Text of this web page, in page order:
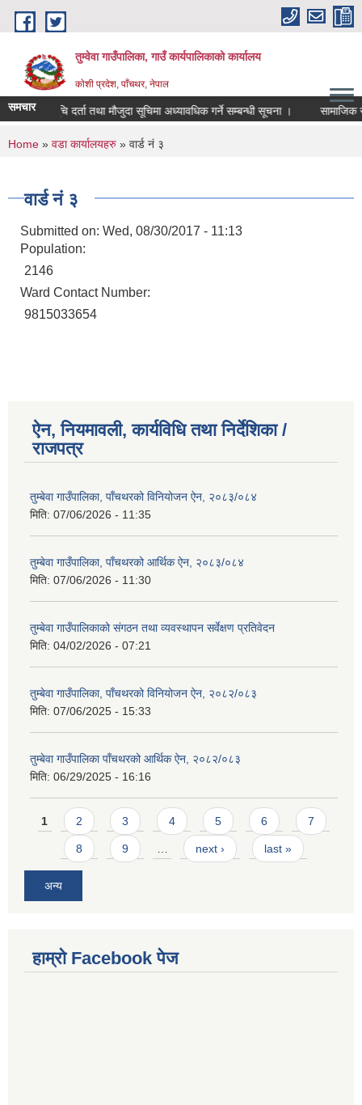
Skip to main content
तुम्वेवा गाउँपालिका, गाउँ कार्यपालिकाको कार्यालय
काेशी प्रदेश, पाँचथर, नेपाल
समचार सूचि दर्ता तथा मौजुदा सूचिमा अध्यावधिक गर्ने सम्बन्धी सूचना । सामाजिक
You are here
Home » वडा कार्यालयहरु » वार्ड नं ३
वार्ड नं ३
Submitted on: Wed, 08/30/2017 - 11:13
Population:
2146
Ward Contact Number:
9815033654
ऐन, नियमावली, कार्यविधि तथा निर्देशिका /
राजपत्र
तुम्बेवा गाउँपालिका, पाँचथरको विनियोजन ऐन, २०८३/०८४
मिति: 07/06/2026 - 11:35
तुम्बेवा गाउँपालिका, पाँचथरको आर्थिक ऐन, २०८३/०८४
मिति: 07/06/2026 - 11:30
तुम्बेवा गाउँपालिकाको संगठन तथा व्यवस्थापन सर्वेक्षण प्रतिवेदन
मिति: 04/02/2026 - 07:21
तुम्बेवा गाउँपालिका, पाँचथरको विनियोजन ऐन, २०८२/०८३
मिति: 07/06/2025 - 15:33
तुम्बेवा गाउँपालिका पाँचथरको आर्थिक ऐन, २०८२/०८३
मिति: 06/29/2025 - 16:16
Pages
1 2 3 4 5 6 7
8 9 next › last »
अन्य
हाम्राे Facebook पेज